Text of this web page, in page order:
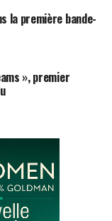
la première bande-
», premier